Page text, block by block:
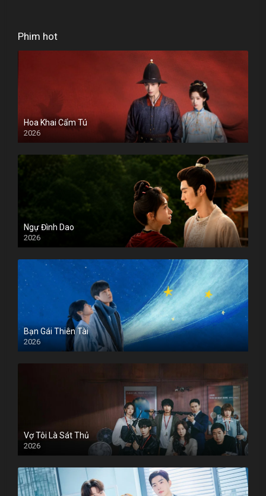
Phim hot
Hoa Khai Cẩm Tú
2026
Ngự Đình Dao
2026
Bạn Gái Thiên Tài
2026
Vợ Tôi Là Sát Thủ
2026